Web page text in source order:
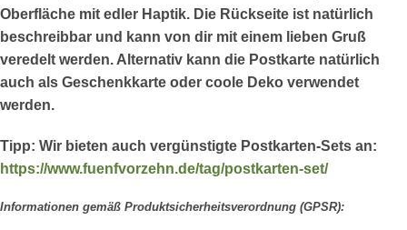
Oberfläche mit edler Haptik. Die Rückseite ist natürlich
beschreibbar und kann von dir mit einem lieben Gruß
veredelt werden. Alternativ kann die Postkarte natürlich
auch als Geschenkkarte oder coole Deko verwendet
werden.
Tipp: Wir bieten auch vergünstigte Postkarten-Sets an:
https://www.fuenfvorzehn.de/tag/postkarten-set/
Informationen gemäß Produktsicherheitsverordnung (GPSR):